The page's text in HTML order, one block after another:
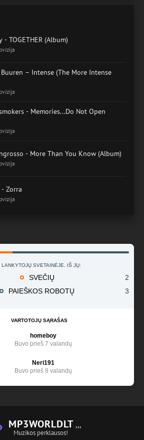
TOGETHER (Album)
– Intense (The More Intense
- Memories...Do Not Open
- More Than You Know (Album)
Zorra
LANKYTOJŲ SVETAINĖJE. IŠ JŲ:
SVEČIŲ
2
PAIEŠKOS ROBOTŲ
3
VARTOTOJŲ SĄRAŠAS
homeboy
Buvo prieš 7 valandų
Neri191
Buvo prieš 8 valandų
MP3WORLDLT
Muzikos perklausos!
,,,